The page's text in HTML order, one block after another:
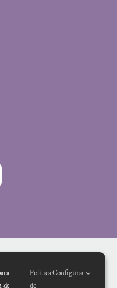
de
Política
de
Configurar